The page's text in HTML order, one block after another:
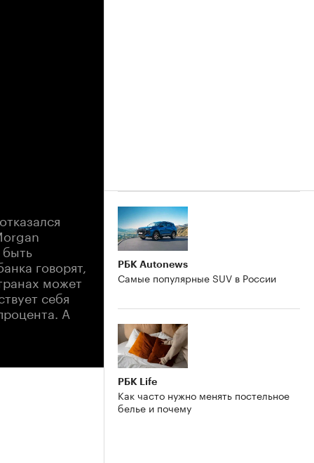
говорят,
может
себя
А
РБК Autonews
Самые популярные SUV в России
РБК Life
Как часто нужно менять постельное
белье и почему